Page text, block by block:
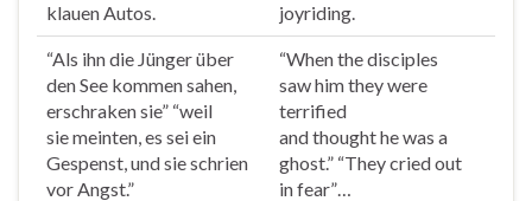
klauen Autos.
joyriding.
“Als ihn die Jünger über
den See kommen sahen,
erschraken sie” “weil
siemeinten, es sei ein
Gespenst, und sie schrien
vor Angst.”
“When the disciples
saw him they were
terrified
andthoughthe was a
ghost.” “They cried out
in fear”…